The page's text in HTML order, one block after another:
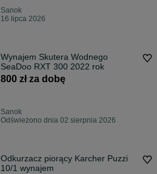
Sanok
16 lipca 2026
Wynajem Skutera Wodnego
SeaDoo RXT 300 2022 rok
800 zł za dobę
Sanok
Odświeżono dnia 02 sierpnia 2026
Odkurzacz piorący Karcher Puzzi
10/1 wynajem